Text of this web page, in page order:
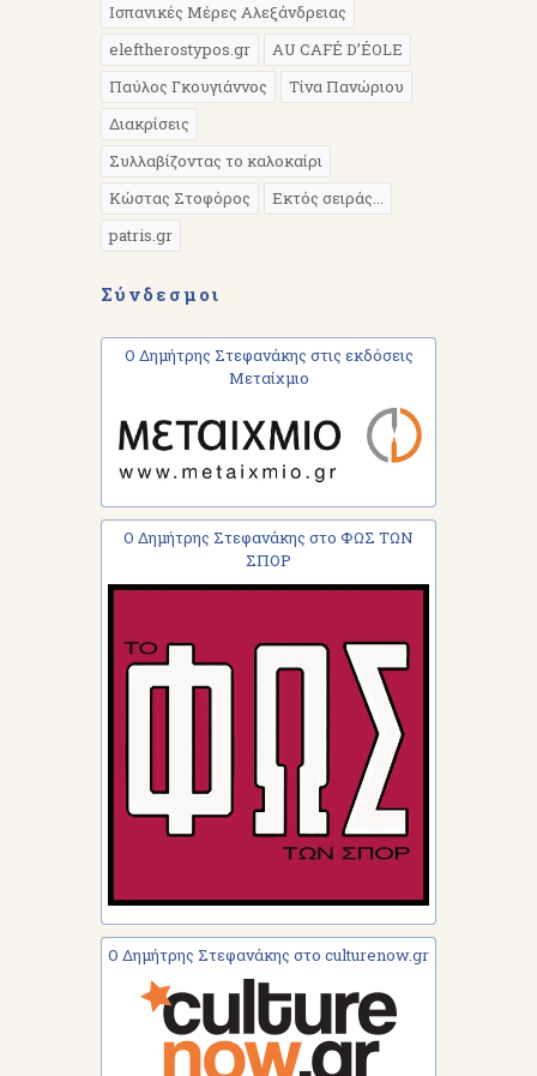
Ισπανικές Μέρες Αλεξάνδρειας
eleftherostypos.gr
AU CAFÉ D’ÉOLE
Παύλος Γκουγιάννος
Τίνα Πανώριου
Διακρίσεις
Συλλαβίζοντας το καλοκαίρι
Κώστας Στοφόρος
Εκτός σειράς...
patris.gr
Σύνδεσμοι
Ο Δημήτρης Στεφανάκης στις εκδόσεις
Μεταίχμιο
Ο Δημήτρης Στεφανάκης στο ΦΩΣ ΤΩΝ
ΣΠΟΡ
Ο Δημήτρης Στεφανάκης στο culturenow.gr